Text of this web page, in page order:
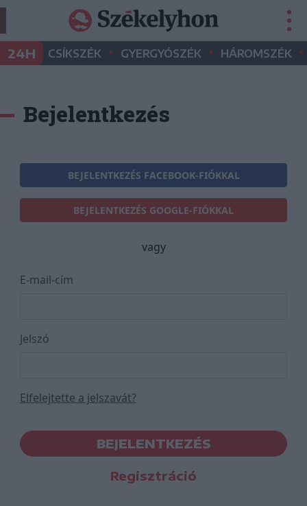
24H CSÍKSZÉK • GYERGYÓSZÉK • HÁROMSZÉK •
Bejelentkezés
BEJELENTKEZÉS FACEBOOK-FIÓKKAL
BEJELENTKEZÉS GOOGLE-FIÓKKAL
vagy
E-mail-cím
Jelszó
Elfelejtette a jelszavát?
BEJELENTKEZÉS
Regisztráció